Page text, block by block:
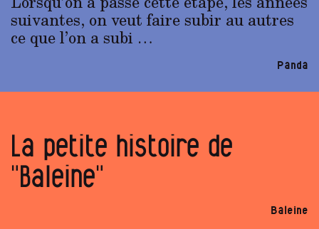
suivantes, on veut faire subir au autres
ce que l’on a subi …
Panda
La petite histoire de
"Baleine"
Baleine